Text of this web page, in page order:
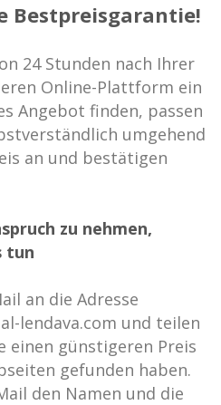
Bestpreisgarantie!
24 Stunden nach Ihrer
Online-Plattform ein
Angebot finden, passen
umgehend
an und bestätigen
zu nehmen,
tun
an die Adresse
lendava.com und teilen
einen günstigeren Preis
gefunden haben.
den Namen und die